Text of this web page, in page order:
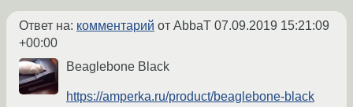
Ответ на: комментарий от AbbaT 07.09.2019 15:21:09
+00:00
Beaglebone Black
https://amperka.ru/product/beaglebone-black